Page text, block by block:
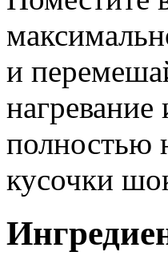
и
полностью
кусочки